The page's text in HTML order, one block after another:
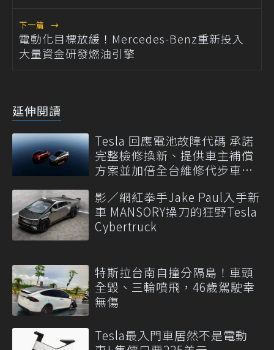
下一篇 →
電動化目標放緩！Mercedes-Benz重新投入
大量資金研發燃油引擎
延伸閱讀
Tesla 回應電池故障代碼 承諾
完整檢修換新、提供車主補償
方案並加倍全台維修代步車數
影／網紅拳手Jake Paul入手新
車 MANSORY操刀的狂野Tesla
Cybertruck
特斯拉台南自撞分隔島！車頭
全毀、三輪噴飛，46歲駕駛幸
無傷
Tesla最入門車居然不是電動